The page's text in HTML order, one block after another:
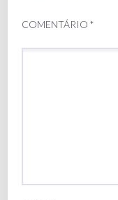
COMENTÁRIO*